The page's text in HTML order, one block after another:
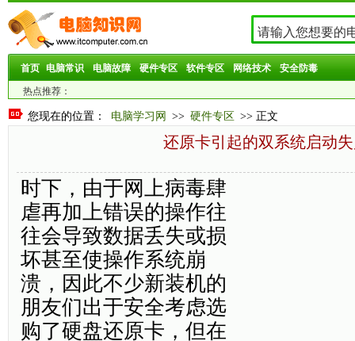
首页 电脑常识 电脑故障 硬件专区 软件专区 网络技术 安全防毒
热点推荐：
您现在的位置： 电脑学习网 >> 硬件专区 >> 正文
还原卡引起的双系统启动
时下，由于网上病毒肆
虐再加上错误的操作往
往会导致数据丢失或损
坏甚至使操作系统崩
溃，因此不少新装机的
朋友们出于安全考虑选
购了硬盘还原卡，但在